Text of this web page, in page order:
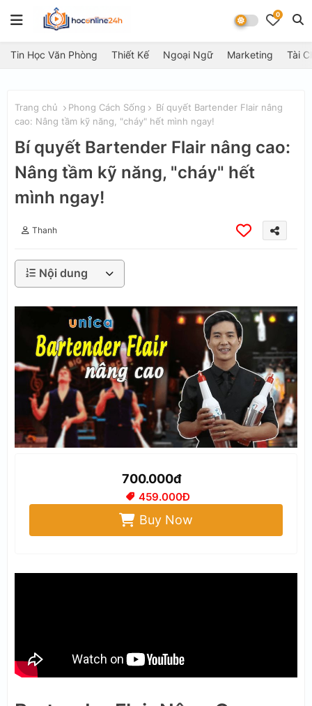
0
Tin Học Văn Phòng Thiết Kế Ngoại Ngữ Marketing Tài
Trang chủ Phong Cách Sống
Bí quyết Bartender Flair nâng
cao: Nâng tầm kỹ năng, "cháy" hết mình ngay!
Bí quyết Bartender Flair nâng cao:
Nâng tầm kỹ năng, "cháy" hết
mình ngay!
Thanh
Nội dung
700.000đ
459.000Đ
Buy Now